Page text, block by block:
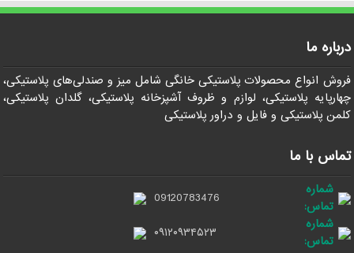
درباره ما
فروش انواع محصولات پلاستیکی خانگی شامل میز و صندلی‌های پلاستیکی،
چهارپایه پلاستیکی، لوازم و ظروف آشپزخانه پلاستیکی، گلدان پلاستیکی،
کلمن پلاستیکی و فایل و دراور پلاستیکی
تماس با ما
شماره
تماس:
09120783476
شماره
تماس:
۰۹۱۲۰۹۳۴۵۲۳